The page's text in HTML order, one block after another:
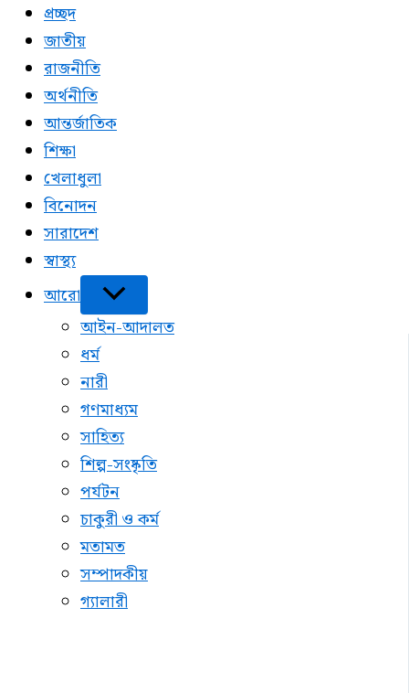
প্রচ্ছদ
জাতীয়
রাজনীতি
অর্থনীতি
আন্তর্জাতিক
শিক্ষা
খেলাধুলা
বিনোদন
সারাদেশ
স্বাস্থ্য
আরো
আইন-আদালত
ধর্ম
নারী
গণমাধ্যম
সাহিত্য
শিল্প-সংষ্কৃতি
পর্যটন
চাকুরী ও কর্ম
মতামত
সম্পাদকীয়
গ্যালারী